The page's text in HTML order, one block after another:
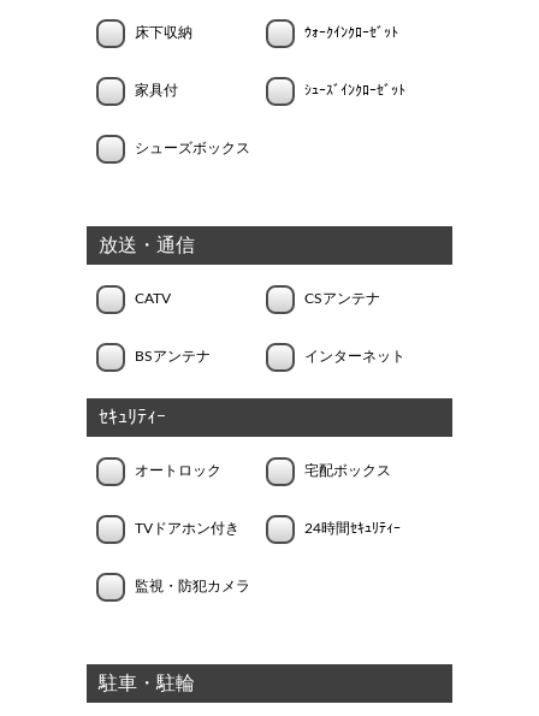
床下収納 ｳｫｰｸｲﾝｸﾛｰｾﾞｯﾄ
家具付 ｼｭｰｽﾞｲﾝｸﾛｰｾﾞｯﾄ
シューズボックス
放送・通信
CATV CSアンテナ
BSアンテナ インターネット
ｾｷｭﾘﾃｨｰ
オートロック 宅配ボックス
TVドアホン付き 24時間ｾｷｭﾘﾃｨｰ
監視・防犯カメラ
駐車・駐輪